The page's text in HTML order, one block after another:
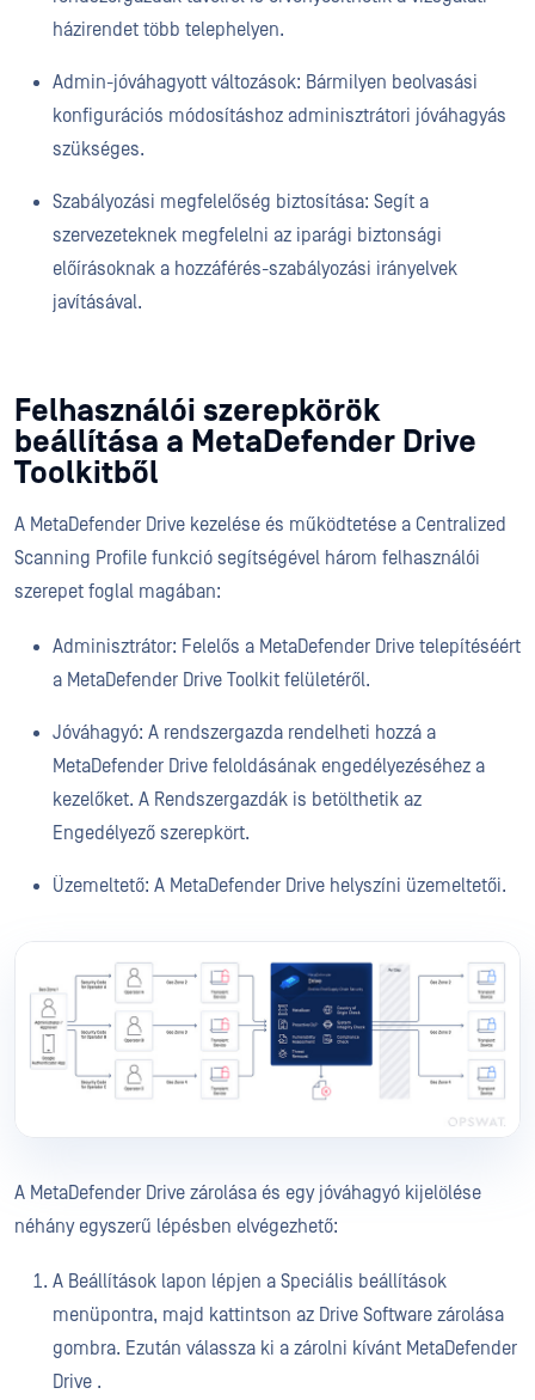
házirendet több telephelyen.
Admin-jóváhagyott változások: Bármilyen beolvasási
konfigurációs módosításhoz adminisztrátori jóváhagyás
szükséges.
Szabályozási megfelelőség biztosítása: Segít a
szervezeteknek megfelelni az iparági biztonsági
előírásoknak a hozzáférés-szabályozási irányelvek
javításával.
Felhasználói szerepkörök
beállítása a MetaDefender Drive
Toolkitből
A MetaDefender Drive kezelése és működtetése a Centralized
Scanning Profile funkció segítségével három felhasználói
szerepet foglal magában:
Adminisztrátor: Felelős a MetaDefender Drive telepítéséért
a MetaDefender Drive Toolkit felületéről.
Jóváhagyó: A rendszergazda rendelheti hozzá a
MetaDefender Drive feloldásának engedélyezéséhez a
kezelőket. A Rendszergazdák is betölthetik az
Engedélyező szerepkört.
Üzemeltető: A MetaDefender Drive helyszíni üzemeltetői.
A MetaDefender Drive zárolása és egy jóváhagyó kijelölése
néhány egyszerű lépésben elvégezhető:
A Beállítások lapon lépjen a Speciális beállítások
menüpontra, majd kattintson az Drive Software zárolása
gombra. Ezután válassza ki a zárolni kívánt MetaDefender
Drive .